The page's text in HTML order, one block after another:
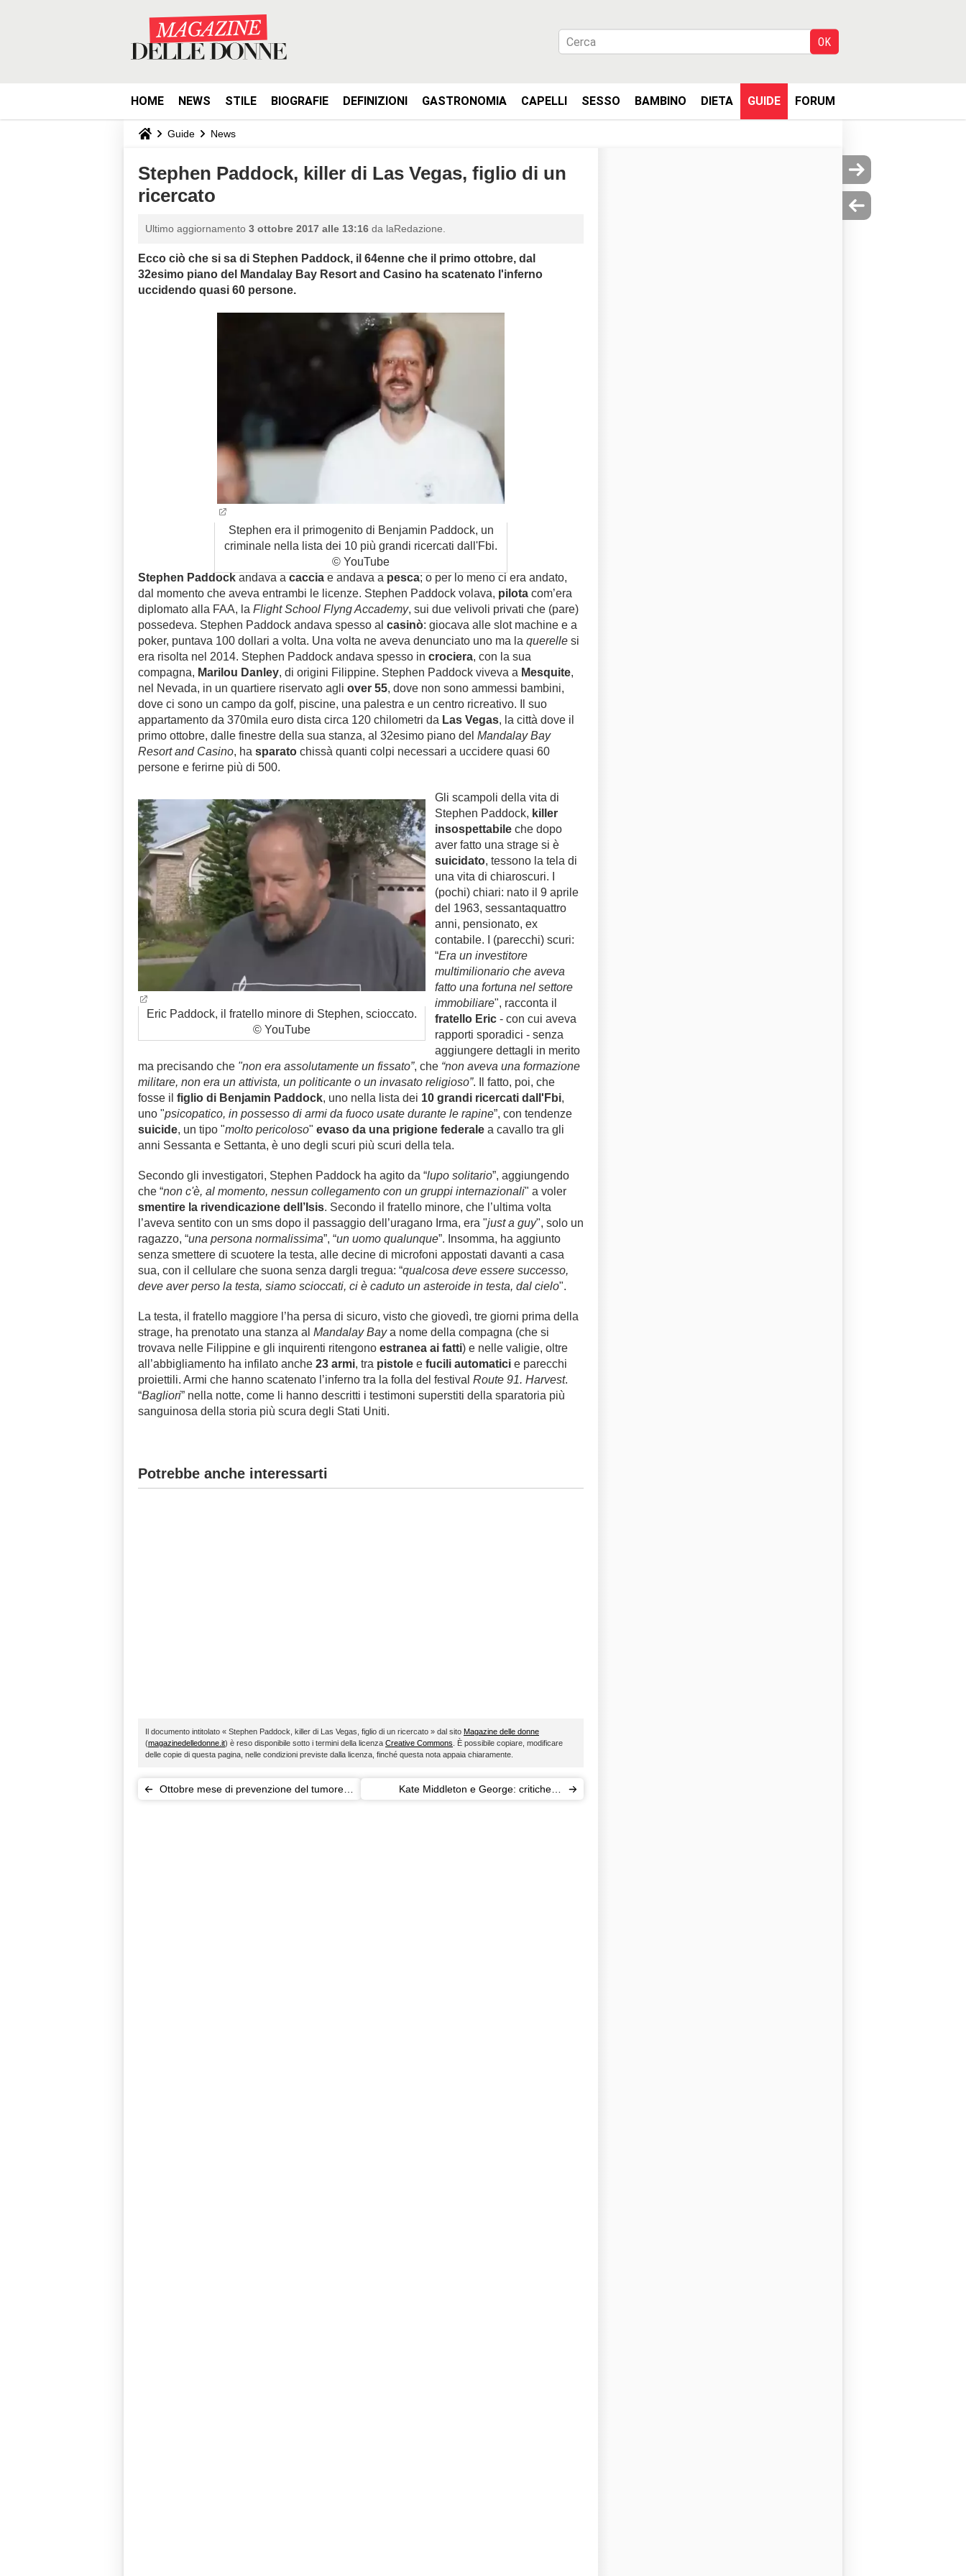
HOME NEWS STILE BIOGRAFIE DEFINIZIONI GASTRONOMIA CAPELLI SESSO BAMBINO DIETA GUIDE FORUM
Guide News
Stephen Paddock, killer di Las Vegas, figlio di un
ricercato
Ultimo aggiornamento 3 ottobre 2017 alle 13:16 da laRedazione.
Ecco ciò che si sa di Stephen Paddock, il 64enne che il primo ottobre, dal
32esimo piano del Mandalay Bay Resort and Casino ha scatenato l'inferno
uccidendo quasi 60 persone.
Stephen era il primogenito di Benjamin Paddock, un
criminale nella lista dei 10 più grandi ricercati dall'Fbi.
© YouTube
Stephen Paddock andava a caccia e andava a pesca; o per lo meno ci era andato,
dal momento che aveva entrambi le licenze. Stephen Paddock volava, pilota com’era
diplomato alla FAA, la Flight School Flyng Accademy, sui due velivoli privati che (pare)
possedeva. Stephen Paddock andava spesso al casinò: giocava alle slot machine e a
poker, puntava 100 dollari a volta. Una volta ne aveva denunciato uno ma la querelle si
era risolta nel 2014. Stephen Paddock andava spesso in crociera, con la sua
compagna, Marilou Danley, di origini Filippine. Stephen Paddock viveva a Mesquite,
nel Nevada, in un quartiere riservato agli over 55, dove non sono ammessi bambini,
dove ci sono un campo da golf, piscine, una palestra e un centro ricreativo. Il suo
appartamento da 370mila euro dista circa 120 chilometri da Las Vegas, la città dove il
primo ottobre, dalle finestre della sua stanza, al 32esimo piano del Mandalay Bay
Resort and Casino, ha sparato chissà quanti colpi necessari a uccidere quasi 60
persone e ferirne più di 500.
Eric Paddock, il fratello minore di Stephen, scioccato.
© YouTube
Gli scampoli della vita di
Stephen Paddock, killer
insospettabile che dopo
aver fatto una strage si è
suicidato, tessono la tela di
una vita di chiaroscuri. I
(pochi) chiari: nato il 9 aprile
del 1963, sessantaquattro
anni, pensionato, ex
contabile. I (parecchi) scuri:
“Era un investitore
multimilionario che aveva
fatto una fortuna nel settore
immobiliare", racconta il
fratello Eric - con cui aveva
rapporti sporadici - senza
aggiungere dettagli in merito
ma precisando che "non era assolutamente un fissato”, che “non aveva una formazione
militare, non era un attivista, un politicante o un invasato religioso”. Il fatto, poi, che
fosse il figlio di Benjamin Paddock, uno nella lista dei 10 grandi ricercati dall'Fbi,
uno "psicopatico, in possesso di armi da fuoco usate durante le rapine”, con tendenze
suicide, un tipo "molto pericoloso" evaso da una prigione federale a cavallo tra gli
anni Sessanta e Settanta, è uno degli scuri più scuri della tela.
Secondo gli investigatori, Stephen Paddock ha agito da “lupo solitario”, aggiungendo
che “non c'è, al momento, nessun collegamento con un gruppi internazionali" a voler
smentire la rivendicazione dell’Isis. Secondo il fratello minore, che l’ultima volta
l’aveva sentito con un sms dopo il passaggio dell’uragano Irma, era "just a guy", solo un
ragazzo, “una persona normalissima”, “un uomo qualunque”. Insomma, ha aggiunto
senza smettere di scuotere la testa, alle decine di microfoni appostati davanti a casa
sua, con il cellulare che suona senza dargli tregua: “qualcosa deve essere successo,
deve aver perso la testa, siamo scioccati, ci è caduto un asteroide in testa, dal cielo".
La testa, il fratello maggiore l’ha persa di sicuro, visto che giovedì, tre giorni prima della
strage, ha prenotato una stanza al Mandalay Baya nome della compagna (che si
trovava nelle Filippine e gli inquirenti ritengono estranea ai fatti) e nelle valigie, oltre
all’abbigliamento ha infilato anche 23 armi, tra pistole e fucili automatici e parecchi
proiettili. Armi che hanno scatenato l’inferno tra la folla del festival Route 91. Harvest.
“Bagliori” nella notte, come li hanno descritti i testimoni superstiti della sparatoria più
sanguinosa della storia più scura degli Stati Uniti.
Potrebbe anche interessarti
Il documento intitolato « Stephen Paddock, killer di Las Vegas, figlio di un ricercato » dal sito Magazine delle donne
(magazinedelledonne.it) è reso disponibile sotto i termini della licenza Creative Commons . È possibile copiare, modificare
delle copie di questa pagina, nelle condizioni previste dalla licenza, finché questa nota appaia chiaramente.
Ottobre mese di prevenzione del tumore
Kate Middleton e George: critiche al